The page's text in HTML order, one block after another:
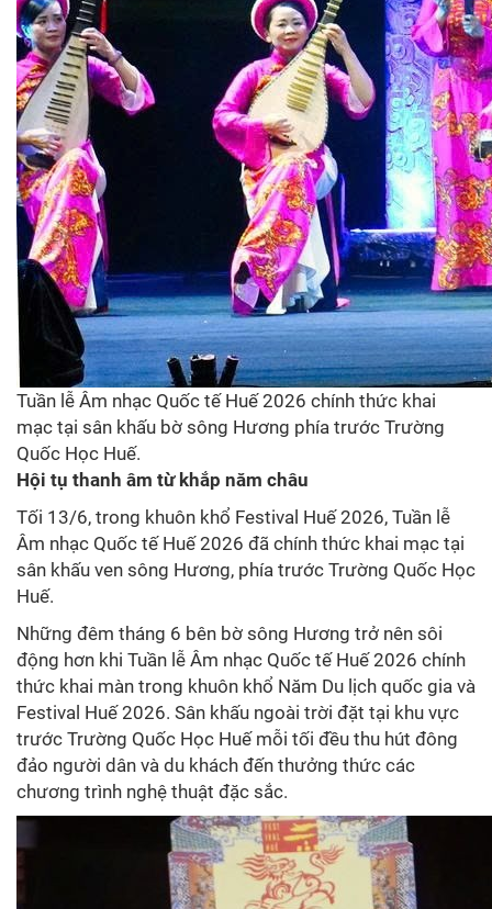
Tuần lễ Âm nhạc Quốc tế Huế 2026 chính thức khai
mạc tại sân khấu bờ sông Hương phía trước Trường
Quốc Học Huế.
Hội tụ thanh âm từ khắp năm châu
Tối 13/6, trong khuôn khổ Festival Huế 2026, Tuần lễ
Âm nhạc Quốc tế Huế 2026 đã chính thức khai mạc tại
sân khấu ven sông Hương, phía trước Trường Quốc Học
Huế.
Những đêm tháng 6 bên bờ sông Hương trở nên sôi
động hơn khi Tuần lễ Âm nhạc Quốc tế Huế 2026 chính
thức khai màn trong khuôn khổ Năm Du lịch quốc gia và
Festival Huế 2026. Sân khấu ngoài trời đặt tại khu vực
trước Trường Quốc Học Huế mỗi tối đều thu hút đông
đảo người dân và du khách đến thưởng thức các
chương trình nghệ thuật đặc sắc.